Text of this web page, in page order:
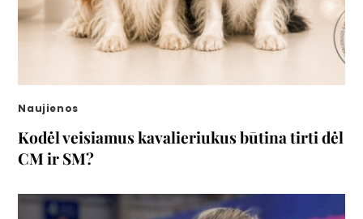
Naujienos
Kodėl veisiamus kavalieriukus būtina tirti dėl
CM ir SM?